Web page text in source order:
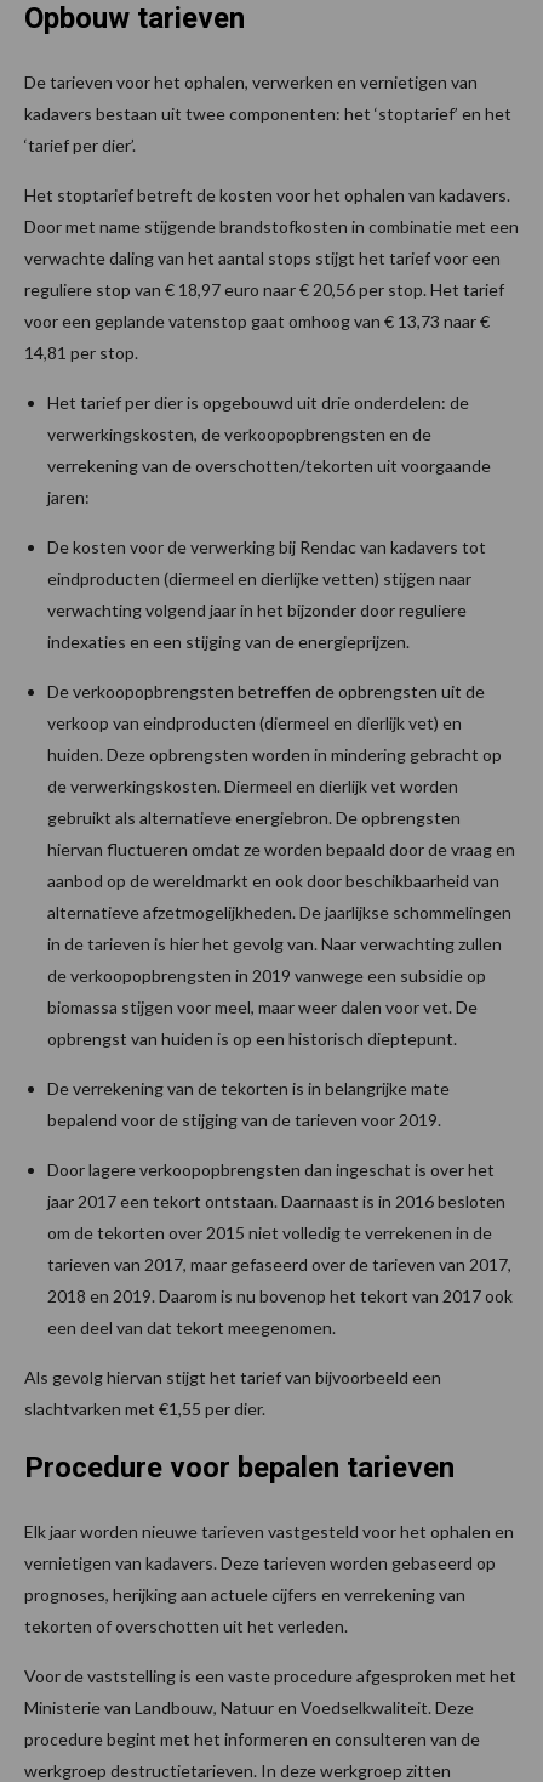
Opbouw tarieven
De tarieven voor het ophalen, verwerken en vernietigen van
kadavers bestaan uit twee componenten: het ‘stoptarief’ en het
‘tarief per dier’.
Het stoptarief betreft de kosten voor het ophalen van kadavers.
Door met name stijgende brandstofkosten in combinatie met een
verwachte daling van het aantal stops stijgt het tarief voor een
reguliere stop van € 18,97 euro naar € 20,56 per stop. Het tarief
voor een geplande vatenstop gaat omhoog van € 13,73 naar €
14,81 per stop.
Het tarief per dier is opgebouwd uit drie onderdelen: de
verwerkingskosten, de verkoopopbrengsten en de
verrekening van de overschotten/tekorten uit voorgaande
jaren:
De kosten voor de verwerking bij Rendac van kadavers tot
eindproducten (diermeel en dierlijke vetten) stijgen naar
verwachting volgend jaar in het bijzonder door reguliere
indexaties en een stijging van de energieprijzen.
De verkoopopbrengsten betreffen de opbrengsten uit de
verkoop van eindproducten (diermeel en dierlijk vet) en
huiden. Deze opbrengsten worden in mindering gebracht op
de verwerkingskosten. Diermeel en dierlijk vet worden
gebruikt als alternatieve energiebron. De opbrengsten
hiervan fluctueren omdat ze worden bepaald door de vraag en
aanbod op de wereldmarkt en ook door beschikbaarheid van
alternatieve afzetmogelijkheden. De jaarlijkse schommelingen
in de tarieven is hier het gevolg van. Naar verwachting zullen
de verkoopopbrengsten in 2019 vanwege een subsidie op
biomassa stijgen voor meel, maar weer dalen voor vet. De
opbrengst van huiden is op een historisch dieptepunt.
De verrekening van de tekorten is in belangrijke mate
bepalend voor de stijging van de tarieven voor 2019.
Door lagere verkoopopbrengsten dan ingeschat is over het
jaar 2017 een tekort ontstaan. Daarnaast is in 2016 besloten
om de tekorten over 2015 niet volledig te verrekenen in de
tarieven van 2017, maar gefaseerd over de tarieven van 2017,
2018 en 2019. Daarom is nu bovenop het tekort van 2017 ook
een deel van dat tekort meegenomen.
Als gevolg hiervan stijgt het tarief van bijvoorbeeld een
slachtvarken met €1,55 per dier.
Procedure voor bepalen tarieven
Elk jaar worden nieuwe tarieven vastgesteld voor het ophalen en
vernietigen van kadavers. Deze tarieven worden gebaseerd op
prognoses, herijking aan actuele cijfers en verrekening van
tekorten of overschotten uit het verleden.
Voor de vaststelling is een vaste procedure afgesproken met het
Ministerie van Landbouw, Natuur en Voedselkwaliteit. Deze
procedure begint met het informeren en consulteren van de
werkgroep destructietarieven. In deze werkgroep zitten